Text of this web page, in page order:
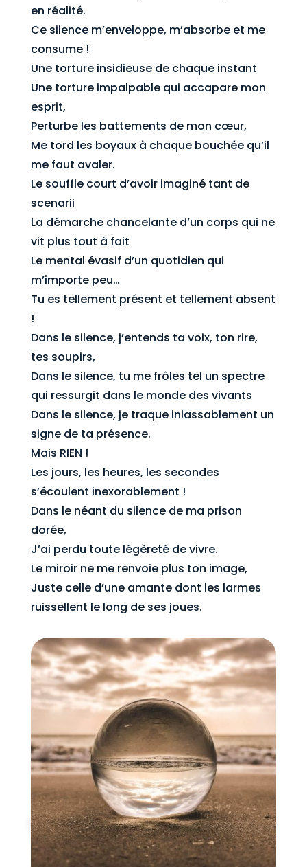
en réalité.
Ce silence m’enveloppe, m’absorbe et me
consume !
Une torture insidieuse de chaque instant
Une torture impalpable qui accapare mon
esprit,
Perturbe les battements de mon cœur,
Me tord les boyaux à chaque bouchée qu’il
me faut avaler.
Le souffle court d’avoir imaginé tant de
scenarii
La démarche chancelante d’un corps qui ne
vit plus tout à fait
Le mental évasif d’un quotidien qui
m’importe peu…
Tu es tellement présent et tellement absent
!
Dans le silence, j’entends ta voix, ton rire,
tes soupirs,
Dans le silence, tu me frôles tel un spectre
qui ressurgit dans le monde des vivants
Dans le silence, je traque inlassablement un
signe de ta présence.
Mais RIEN !
Les jours, les heures, les secondes
s’écoulent inexorablement !
Dans le néant du silence de ma prison
dorée,
J’ai perdu toute légèreté de vivre.
Le miroir ne me renvoie plus ton image,
Juste celle d’une amante dont les larmes
ruissellent le long de ses joues.